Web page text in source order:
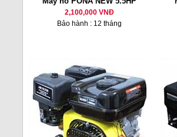
2,100,000 VNĐ
Bảo hành : 12 tháng